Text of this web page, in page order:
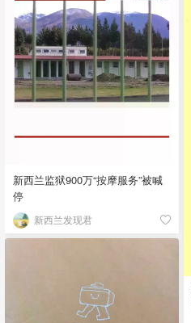
新西兰监狱900万“按摩服务”被喊
停
新西兰发现君